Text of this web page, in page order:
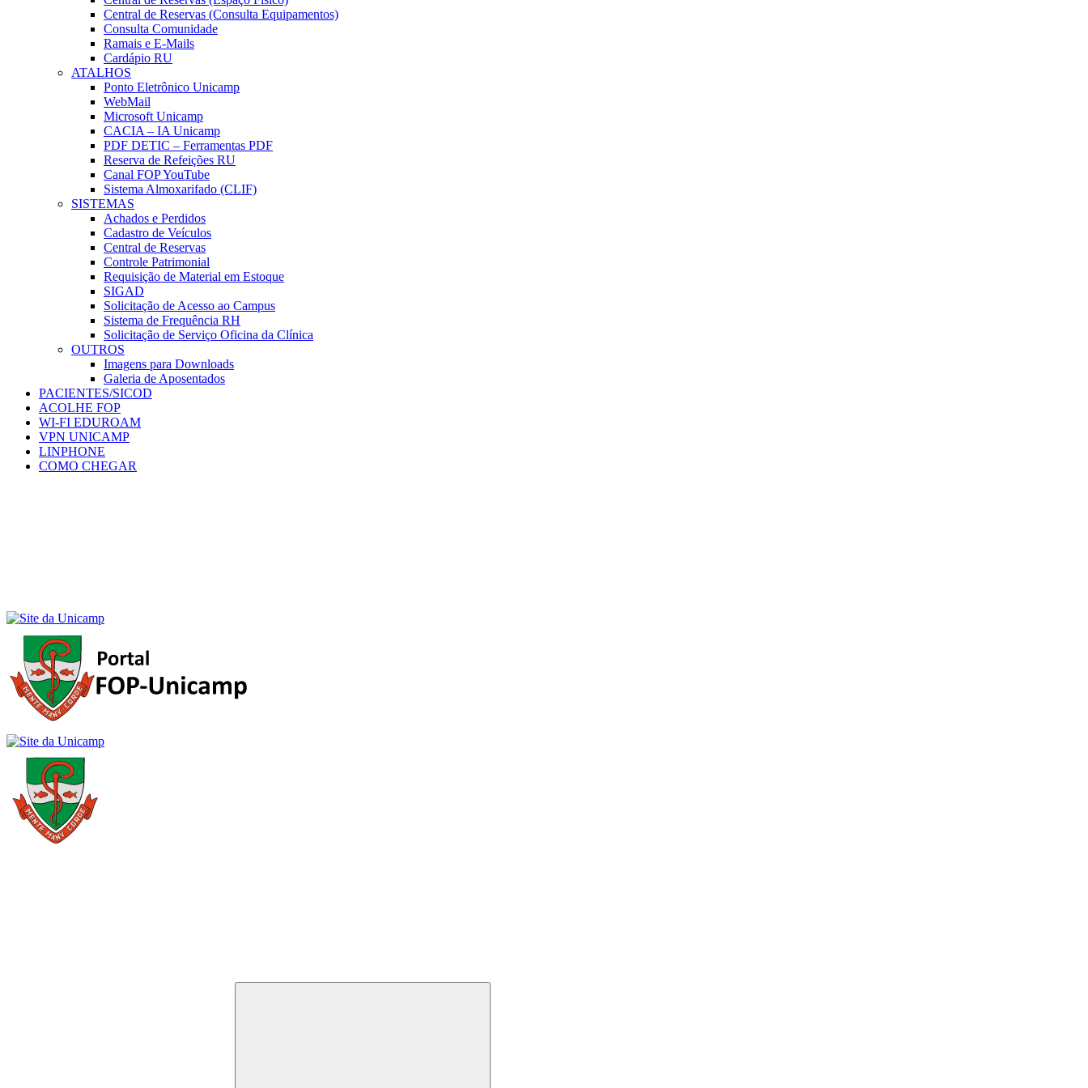
Central de Reservas (Consulta Equipamentos)
Consulta Comunidade
Ramais e E-Mails
Cardápio RU
ATALHOS
Ponto Eletrônico Unicamp
WebMail
Microsoft Unicamp
CACIA – IA Unicamp
PDF DETIC – Ferramentas PDF
Reserva de Refeições RU
Canal FOP YouTube
Sistema Almoxarifado (CLIF)
SISTEMAS
Achados e Perdidos
Cadastro de Veículos
Central de Reservas
Controle Patrimonial
Requisição de Material em Estoque
SIGAD
Solicitação de Acesso ao Campus
Sistema de Frequência RH
Solicitação de Serviço Oficina da Clínica
OUTROS
Imagens para Downloads
Galeria de Aposentados
PACIENTES/SICOD
ACOLHE FOP
WI-FI EDUROAM
VPN UNICAMP
LINPHONE
COMO CHEGAR